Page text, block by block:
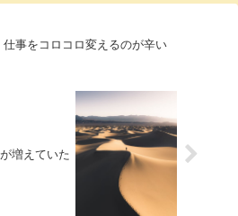
仕事をコロコロ変えるのが辛い
増えていた